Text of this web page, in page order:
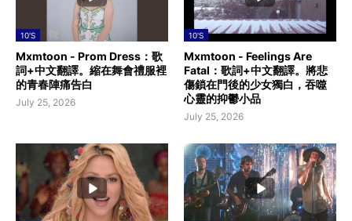
10'S
Mxmtoon - Prom Dress：歌
詞+中文翻譯。縮在舞會禮服裡
的青春陣痛告白
July 25, 2026
10'S
Mxmtoon - Feelings Are
Fatal：歌詞+中文翻譯。將悲
傷鎖在門後的少女獨白，吞噬
心靈的抑鬱小品
July 25, 2026